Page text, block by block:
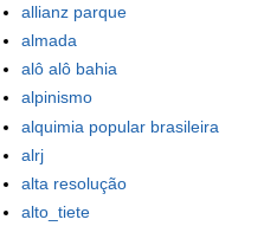
allianz parque
almada
alô alô bahia
alpinismo
alquimia popular brasileira
alrj
alta resolução
alto_tiete